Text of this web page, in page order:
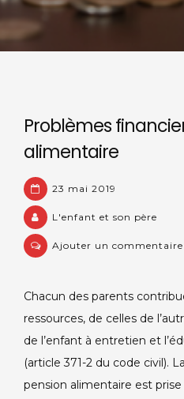
Problèmes
alimentaire
23 mai 2019
L'enfant et son père
Ajouter un commentaire
Chacun des parents
ressources, de celles de
de l’enfant à entretien et
(article 371-2 du code civil).
pension alimentaire est